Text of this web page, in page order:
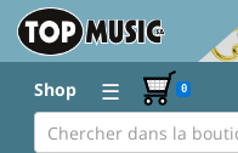
Shop ☰ 0